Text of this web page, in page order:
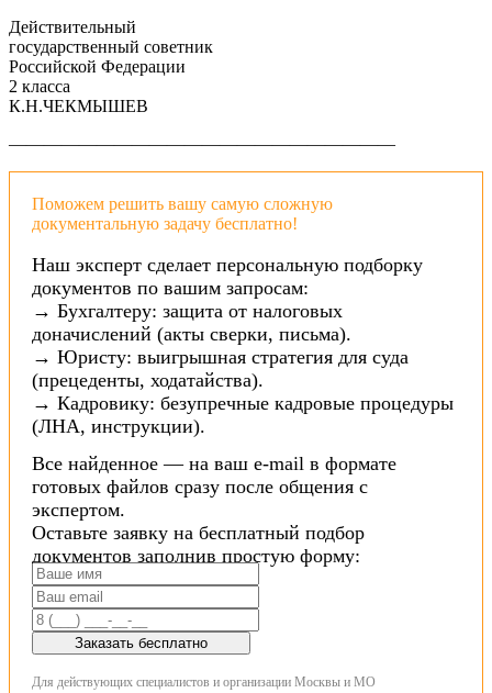
Действительный
государственный советник
Российской Федерации
2 класса
К.Н.ЧЕКМЫШЕВ
——————————————————————
Поможем решить вашу самую сложную
документальную задачу бесплатно!
Наш эксперт сделает персональную подборку
документов по вашим запросам:
→ Бухгалтеру: защита от налоговых
доначислений (акты сверки, письма).
→ Юристу: выигрышная стратегия для суда
(прецеденты, ходатайства).
→ Кадровику: безупречные кадровые процедуры
(ЛНА, инструкции).
Все найденное — на ваш e-mail в формате
готовых файлов сразу после общения с
экспертом.
Оставьте заявку на бесплатный подбор
документов заполнив простую форму:
Заказать бесплатно
Для действующих специалистов и организации Москвы и МО